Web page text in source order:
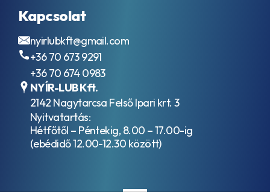
Kapcsolat
nyirlubkft@gmail.com
+36 70 673 9291
+36 70 674 0983
NYÍR-LUB Kft.
2142 Nagytarcsa Felső Ipari krt. 3
Nyitvatartás:
Hétfőtől – Péntekig, 8.00 – 17.00-ig
(ebédidő 12.00-12.30 között)